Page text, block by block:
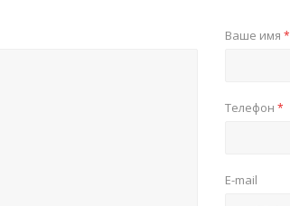
Ваше имя *
Телефон *
E-mail